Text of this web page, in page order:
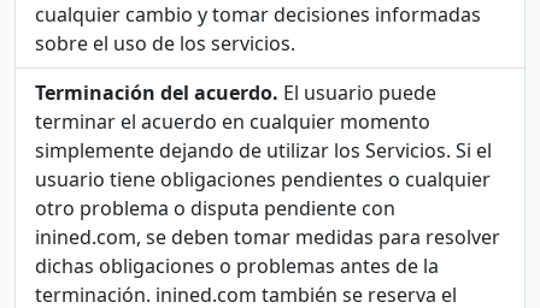
cualquier cambio y tomar decisiones informadas
sobre el uso de los servicios.
Terminación del acuerdo. El usuario puede
terminar el acuerdo en cualquier momento
simplemente dejando de utilizar los Servicios. Si el
usuario tiene obligaciones pendientes o cualquier
otro problema o disputa pendiente con
inined.com, se deben tomar medidas para resolver
dichas obligaciones o problemas antes de la
terminación. inined.com también se reserva el